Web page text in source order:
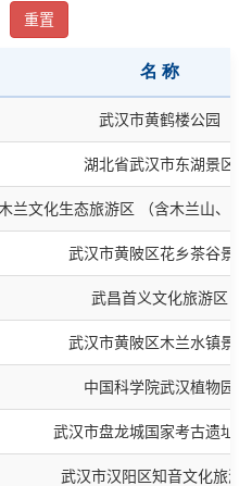
重置
名 称
名 称
武汉市黄鹤楼公园
湖北省武汉市东湖景区
兰文化生态旅游区 （含木兰山、
武汉市黄陂区花乡茶谷景区
武昌首义文化旅游区
武汉市黄陂区木兰水镇景区
中国科学院武汉植物园
武汉市盘龙城国家考古遗址
武汉市汉阳区知音文化旅游